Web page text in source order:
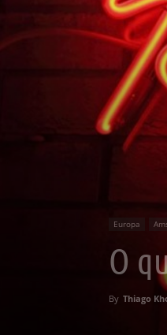
Europa
O
By Thiago